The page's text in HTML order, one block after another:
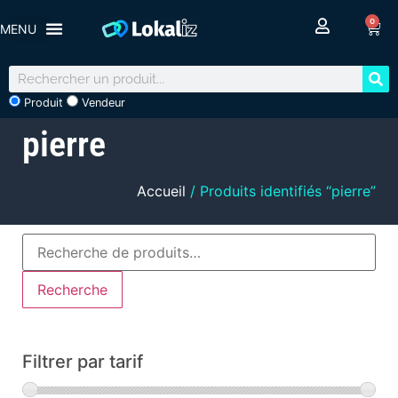
0
Produit Vendeur
pierre
Accueil / Produits identifiés “pierre”
Recherche
Filtrer par tarif